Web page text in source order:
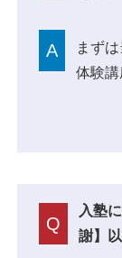
A
まず
体験講
Q
入塾
謝】